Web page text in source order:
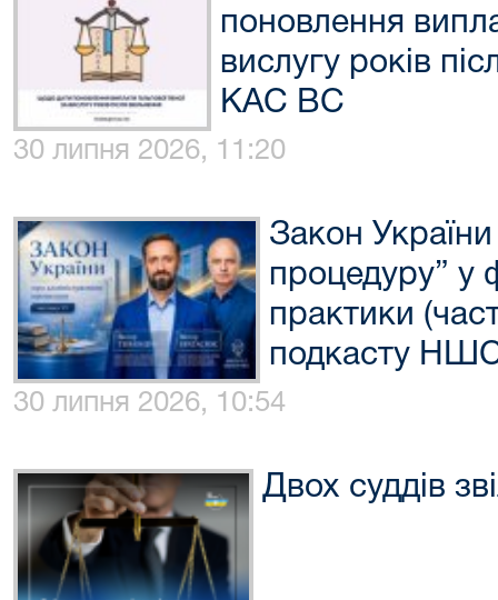
поновлення
вислугу років
КАС ВС
30 липня 2026, 11:20
Закон
процедуру” у
практики
подкасту
30 липня 2026, 10:54
Двох суддів